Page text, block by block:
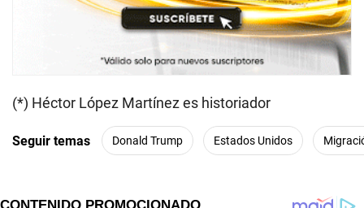
(*) Héctor López Martínez es historiador
Seguir temas Donald Trump Estados Unidos